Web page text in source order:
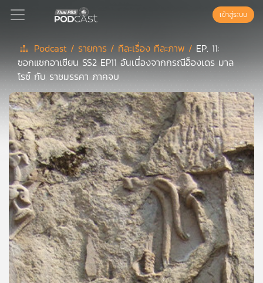
Podcast
เพล
ย์
ลิ
สต์
แนะนำ
เพล
ย์
ลิ
สต์
ของ
คุณ
เข้าสู่ระบบ
Podcast / รายการ / ทีละเรื่อง ทีละภาพ / EP. 11:
ซอกแซกอาเซียน SS2 EP11 อันเนื่องจากกรณีอ็องเดร มาล
โรซ์ กับ ราชมรรคา ภาคจบ